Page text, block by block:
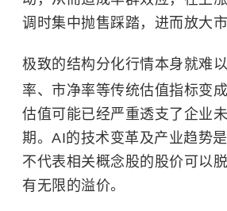
调时集中抛售踩踏，进而放大市
极致的结构分化行情本身就难
率、市净率等传统估值指标变
估值可能已经严重透支了企业
期。AI的技术变革及产业趋势
不代表相关概念股的股价可以
有无限的溢价。